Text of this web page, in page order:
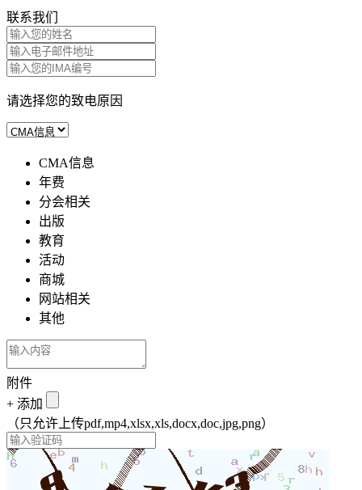
联系我们
请选择您的致电原因
CMA信息
年费
分会相关
出版
教育
活动
商城
网站相关
其他
附件
+ 添加
（只允许上传pdf,mp4,xlsx,xls,docx,doc,jpg,png）